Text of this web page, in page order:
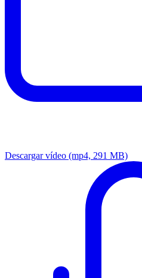
Descargar vídeo (mp4, 291 MB)